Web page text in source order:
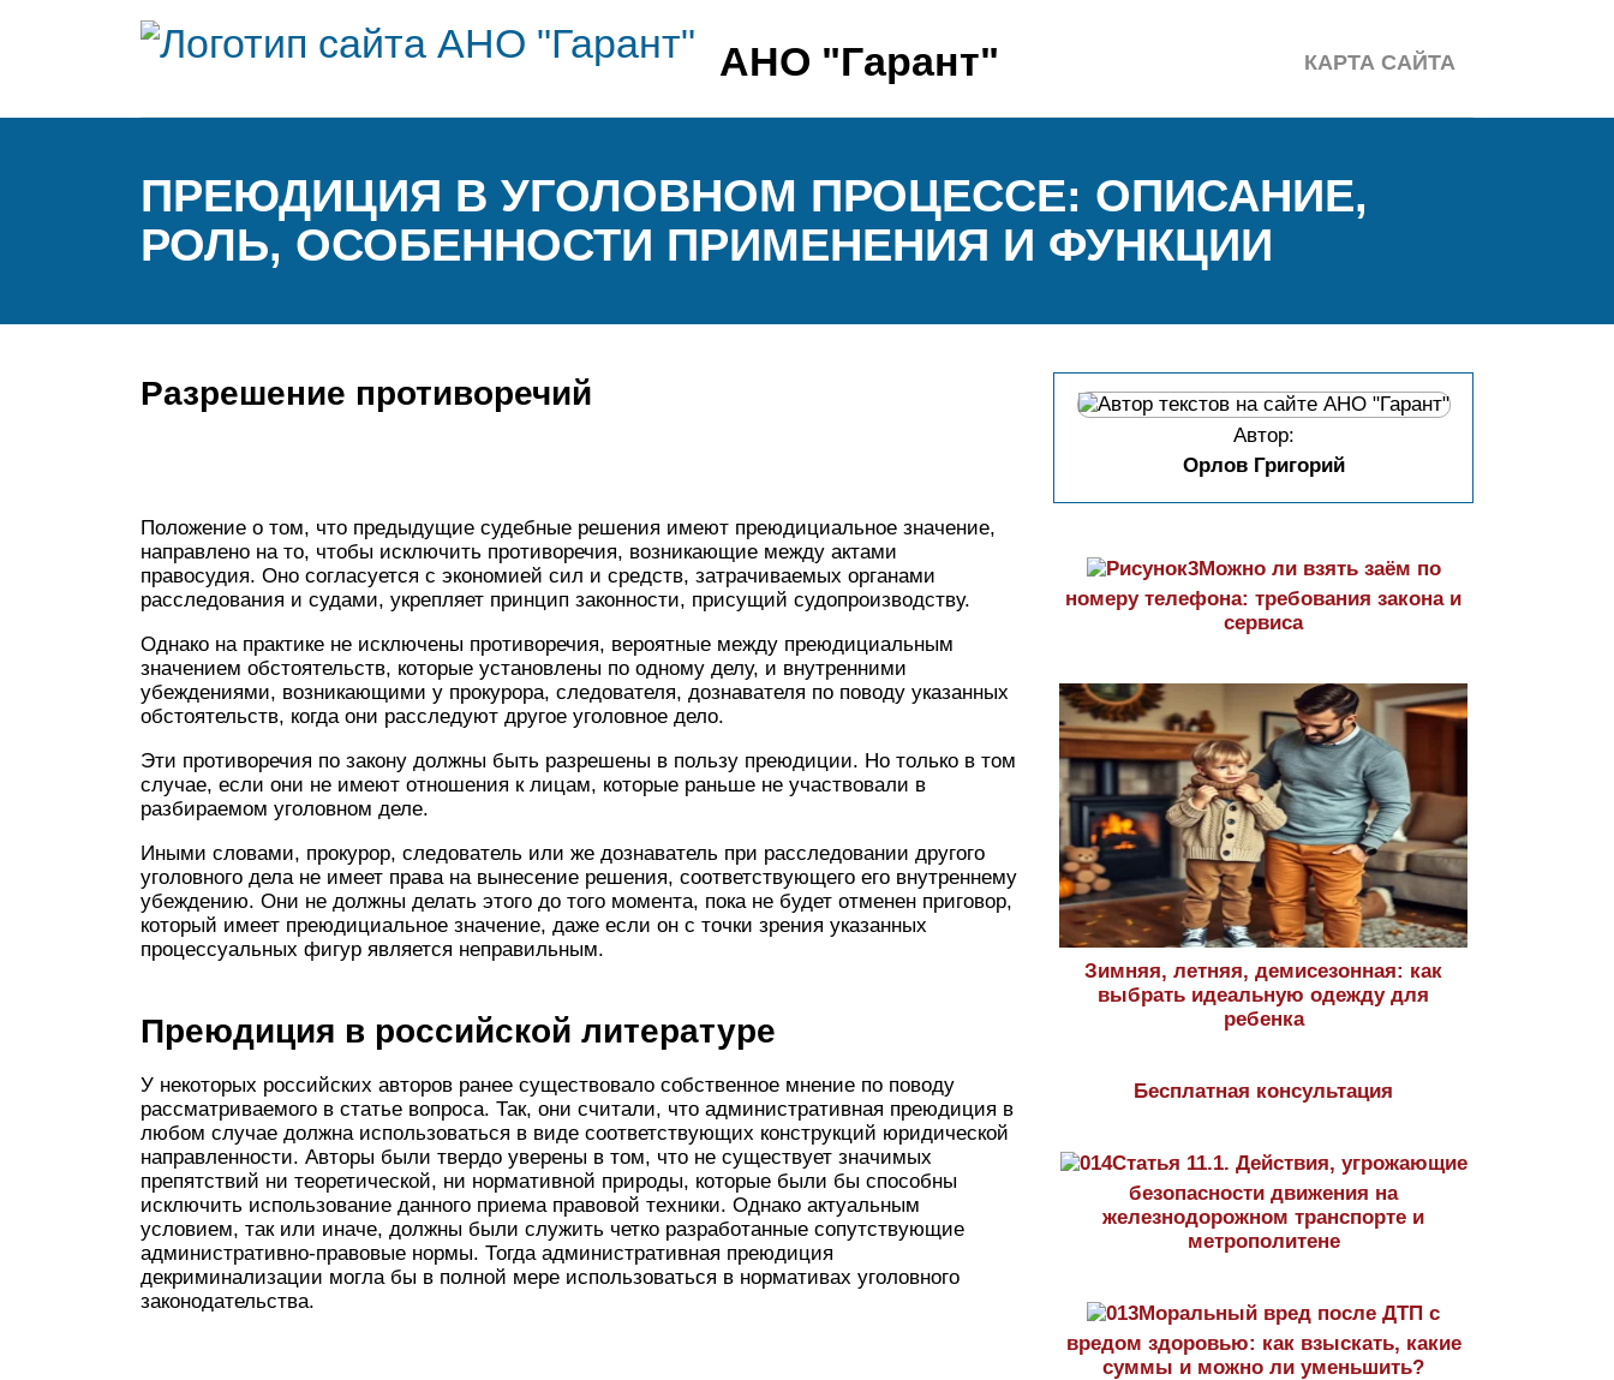
АНО "Гарант" КАРТА САЙТА
ПРЕЮДИЦИЯ В УГОЛОВНОМ ПРОЦЕССЕ: ОПИСАНИЕ,
РОЛЬ, ОСОБЕННОСТИ ПРИМЕНЕНИЯ И ФУНКЦИИ
Разрешение противоречий
Положение о том, что предыдущие судебные решения имеют преюдициальное значение,
направлено на то, чтобы исключить противоречия, возникающие между актами
правосудия. Оно согласуется с экономией сил и средств, затрачиваемых органами
расследования и судами, укрепляет принцип законности, присущий судопроизводству.
Однако на практике не исключены противоречия, вероятные между преюдициальным
значением обстоятельств, которые установлены по одному делу, и внутренними
убеждениями, возникающими у прокурора, следователя, дознавателя по поводу указанных
обстоятельств, когда они расследуют другое уголовное дело.
Эти противоречия по закону должны быть разрешены в пользу преюдиции. Но только в том
случае, если они не имеют отношения к лицам, которые раньше не участвовали в
разбираемом уголовном деле.
Иными словами, прокурор, следователь или же дознаватель при расследовании другого
уголовного дела не имеет права на вынесение решения, соответствующего его внутреннему
убеждению. Они не должны делать этого до того момента, пока не будет отменен приговор,
который имеет преюдициальное значение, даже если он с точки зрения указанных
процессуальных фигур является неправильным.
Преюдиция в российской литературе
У некоторых российских авторов ранее существовало собственное мнение по поводу
рассматриваемого в статье вопроса. Так, они считали, что административная преюдиция в
любом случае должна использоваться в виде соответствующих конструкций юридической
направленности. Авторы были твердо уверены в том, что не существует значимых
препятствий ни теоретической, ни нормативной природы, которые были бы способны
исключить использование данного приема правовой техники. Однако актуальным
условием, так или иначе, должны были служить четко разработанные сопутствующие
административно-правовые нормы. Тогда административная преюдиция
декриминализации могла бы в полной мере использоваться в нормативах уголовного
законодательства.
Автор:
Орлов Григорий
Можно ли взять заём по
номеру телефона: требования закона и
сервиса
Зимняя, летняя, демисезонная: как
выбрать идеальную одежду для
ребенка
Бесплатная консультация
Статья 11.1. Действия, угрожающие
безопасности движения на
железнодорожном транспорте и
метрополитене
Моральный вред после ДТП с
вредом здоровью: как взыскать, какие
суммы и можно ли уменьшить?